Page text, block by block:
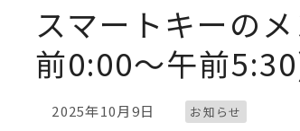
スマートキーの
前0:00〜午前
投稿日
2025年10月9日 カテゴリー
お知らせ